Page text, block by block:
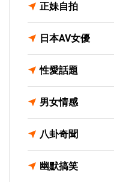
正妹自拍
日本AV女優
性愛話題
男女情感
八卦奇聞
幽默搞笑